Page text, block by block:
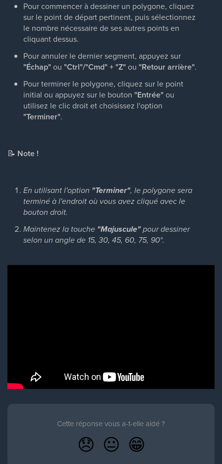
Pour commencer à dessiner un polygone, cliquez
sur le point de départ pertinent, puis sélectionnez
le nombre nécessaire de ses autres points en
cliquant dessus.
Pour annuler le dernier segment, appuyez sur
"Échap"ou "Ctrl"/"Cmd"+"Z"ou "Retour arrière".
Pour terminer le polygone, cliquez sur le point
initial ou appuyez sur le bouton "Entrée"ou
utilisez le clic droit et choisissez l'option
"Terminer".
📝 Note !
En utilisant l'option "Terminer", le polygone sera
terminé à l'endroit où vous avez cliqué avec le
bouton droit.
Maintenez la touche "Majuscule"pour dessiner
selon un angle de 15, 30, 45, 60, 75, 90°.
Cette réponse vous a-t-elle aidé ?
😞 😐 😁